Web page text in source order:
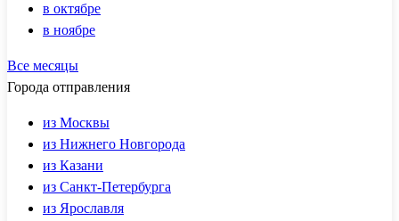
в октябре
в ноябре
Все месяцы
Города отправления
из Москвы
из Нижнего Новгорода
из Казани
из Санкт-Петербурга
из Ярославля